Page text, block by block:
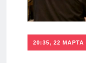
20:35, 22 МАРТА